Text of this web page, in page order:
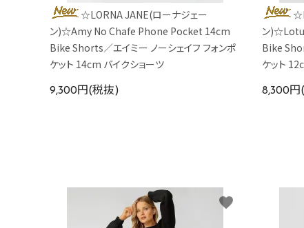
☆LORNA JANE(ローナジェー
ン)☆Amy No Chafe Phone Pocket 14cm
Bike Shorts／エイミー ノーシェイフ フォンポ
ケット 14cm バイクショーツ
9,300円(税抜)
ン
Bike
ケット
8,300円
favorite